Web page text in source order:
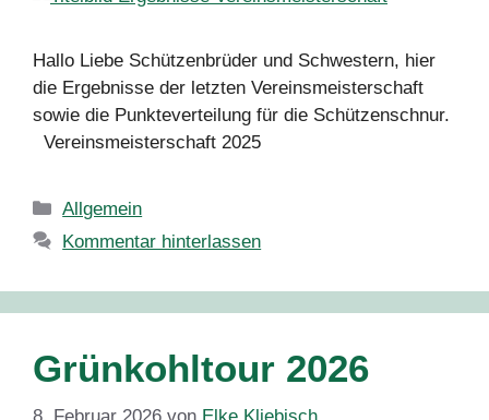
Hallo Liebe Schützenbrüder und Schwestern, hier
die Ergebnisse der letzten Vereinsmeisterschaft
sowie die Punkteverteilung für die Schützenschnur.
Vereinsmeisterschaft 2025
Kategorien
Allgemein
Kommentar hinterlassen
Grünkohltour 2026